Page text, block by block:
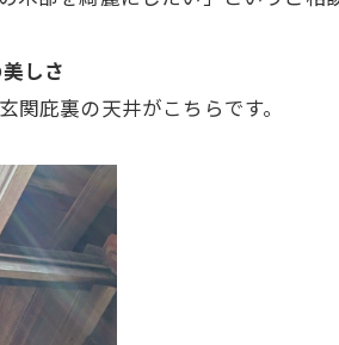
しさ
関庇裏の天井がこちらです。